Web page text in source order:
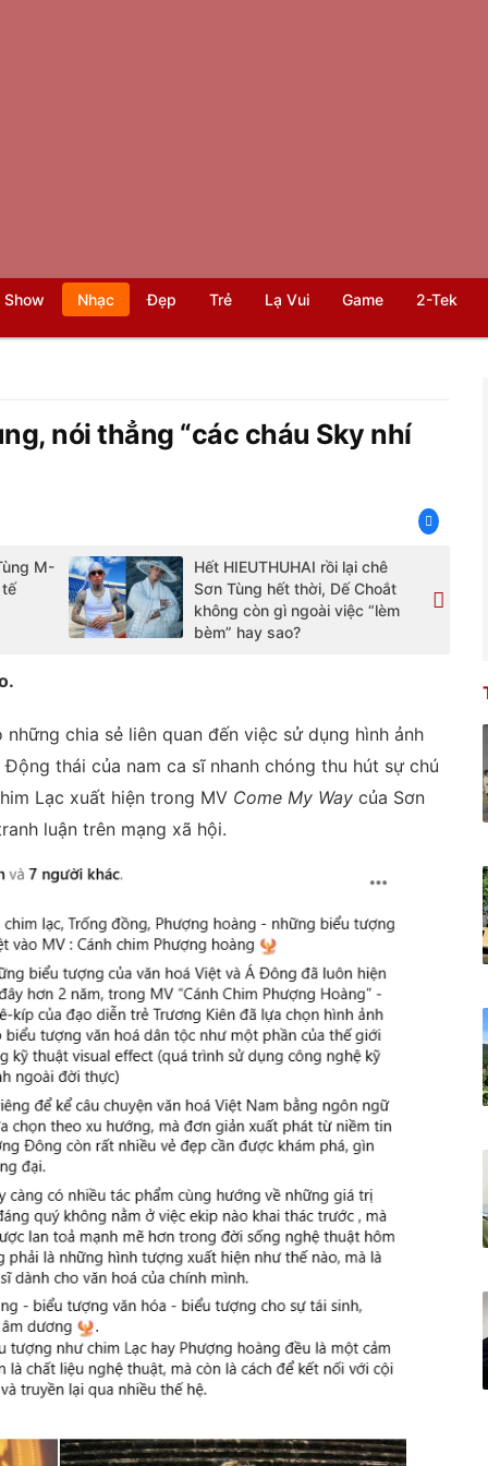
Show Nhạc Đẹp Trẻ Lạ Vui Game 2-Tek
nói thẳng “các cháu Sky nhí
M-
Hết HIEUTHUHAI rồi lại chê
Sơn Tùng hết thời, Dế Choắt
không còn gì ngoài việc “lèm
bèm” hay sao?
chia sẻ liên quan đến việc sử dụng hình ảnh
thái của nam ca sĩ nhanh chóng thu hút sự chú
Lạc xuất hiện trong MV Come My Way của Sơn
luận trên mạng xã hội.